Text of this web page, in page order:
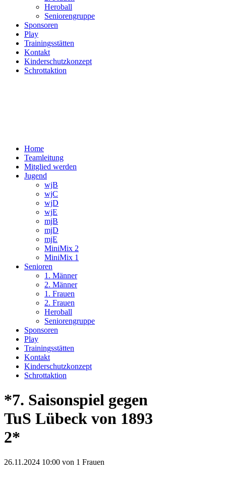
Heroball
Seniorengruppe
Sponsoren
Play
Trainingsstätten
Kontakt
Kinderschutzkonzept
Schrottaktion
Home
Teamleitung
Mitglied werden
Jugend
wjB
wjC
wjD
wjE
mjB
mjD
mjE
MiniMix 2
MiniMix 1
Senioren
1. Männer
2. Männer
1. Frauen
2. Frauen
Heroball
Seniorengruppe
Sponsoren
Play
Trainingsstätten
Kontakt
Kinderschutzkonzept
Schrottaktion
*7. Saisonspiel gegen
TuS Lübeck von 1893
2*
26.11.2024 10:00 von 1 Frauen